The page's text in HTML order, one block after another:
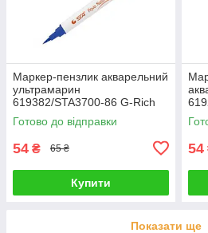
Маркер-пензлик акварельний
ультрамарин
619382/STA3700-86 G-Rich
Готово до відправки
54 ₴ 65 ₴
Купити
54
Показати ще